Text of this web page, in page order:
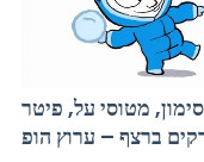
מטוסי על, פיטר